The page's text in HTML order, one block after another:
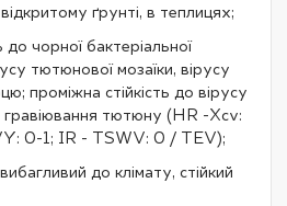
ґрунті, в теплицях;
до чорної бактеріальної
тютюнової мозаїки, вірусу
проміжна стійкість до вірусу
гравіювання тютюну (HR -Хcv:
0-1; IR - TSWV: 0 / TEV);
до клімату, стійкий